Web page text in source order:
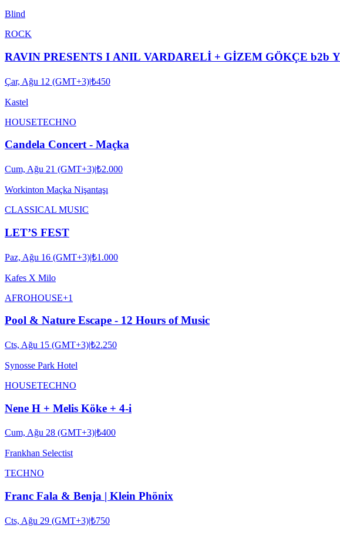
Blind
ROCK
RAVIN PRESENTS I ANIL VARDARELİ + GİZEM GÖKÇE b2b
Çar, Ağu 12 (GMT+3)|₺450
Kastel
HOUSETECHNO
Candela Concert - Maçka
Cum, Ağu 21 (GMT+3)|₺2.000
Workinton Maçka Nişantaşı
CLASSICAL MUSIC
LET’S FEST
Paz, Ağu 16 (GMT+3)|₺1.000
Kafes X Milo
AFROHOUSE+1
Pool & Nature Escape - 12 Hours of Music
Cts, Ağu 15 (GMT+3)|₺2.250
Synosse Park Hotel
HOUSETECHNO
Nene H + Melis Köke + 4-i
Cum, Ağu 28 (GMT+3)|₺400
Frankhan Selectist
TECHNO
Franc Fala & Benja | Klein Phönix
Cts, Ağu 29 (GMT+3)|₺750